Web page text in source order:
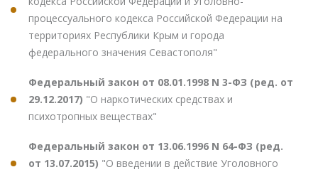
процессуального кодекса Российской Федерации на
территориях Республики Крым и города
федерального значения Севастополя"
Федеральный закон от 08.01.1998 N 3-ФЗ (ред. от
29.12.2017) "О наркотических средствах и
психотропных веществах"
Федеральный закон от 13.06.1996 N 64-ФЗ (ред.
от 13.07.2015) "О введении в действие Уголовного